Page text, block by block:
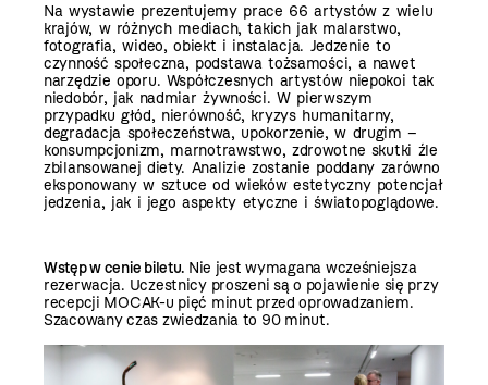
Na wystawie prezentujemy prace 66 artystów z wielu
krajów, w różnych mediach, takich jak malarstwo,
fotografia, wideo, obiekt i instalacja. Jedzenie to
czynność społeczna, podstawa tożsamości, a nawet
narzędzie oporu. Współczesnych artystów niepokoi tak
niedobór, jak nadmiar żywności. W pierwszym
przypadku głód, nierówność, kryzys humanitarny,
degradacja społeczeństwa, upokorzenie, w drugim –
konsumpcjonizm, marnotrawstwo, zdrowotne skutki źle
zbilansowanej diety. Analizie zostanie poddany zarówno
eksponowany w sztuce od wieków estetyczny potencjał
jedzenia, jak i jego aspekty etyczne i światopoglądowe.
Wstęp w cenie biletu. Nie jest wymagana wcześniejsza
rezerwacja. Uczestnicy proszeni są o pojawienie się przy
recepcji MOCAK-u pięć minut przed oprowadzaniem.
Szacowany czas zwiedzania to 90 minut.